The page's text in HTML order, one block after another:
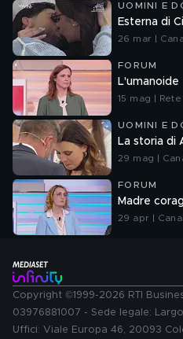
UOMINI E
Esterna di
26 mar |
FORUM
L'umanoide
15 mag | Rete
UOMINI E
La storia di
29 mag |
FORUM
Madre
29 apr |
Copyright ©1999-2026 RTI
03976881007 - Sede legale:
Uffici: Viale Europa 46, 20093